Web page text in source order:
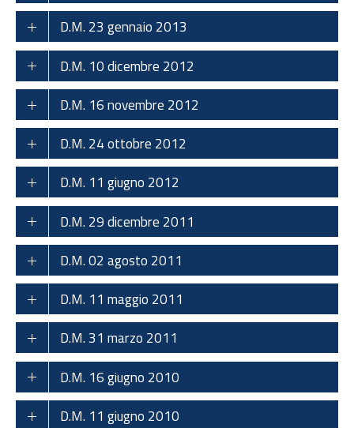
D.M. 23 gennaio 2013
D.M. 10 dicembre 2012
D.M. 16 novembre 2012
D.M. 24 ottobre 2012
D.M. 11 giugno 2012
D.M. 29 dicembre 2011
D.M. 02 agosto 2011
D.M. 11 maggio 2011
D.M. 31 marzo 2011
D.M. 16 giugno 2010
D.M. 11 giugno 2010